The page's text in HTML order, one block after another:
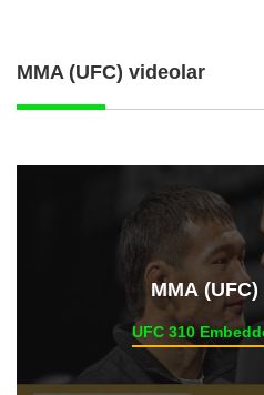
MMA (UFC) videolar
ММА (UFC)
UFC 310